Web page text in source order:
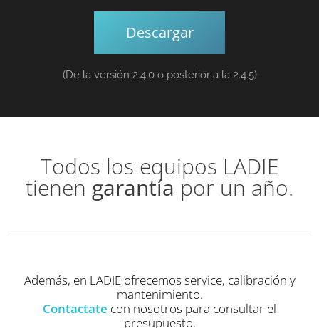
Descargar
(De la versión 2.4.0 o posterior a la 2.4.5)
Todos los equipos LADIE
tienen garantía por un año.
Además, en LADIE ofrecemos service, calibración y
mantenimiento.
Contactate con nosotros para consultar el
presupuesto.